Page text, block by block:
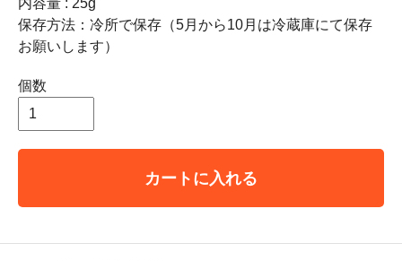
内容量 : 25g
保存方法：冷所で保存（5月から10月は冷蔵庫にて保存
お願いします）
個数
カートに入れる